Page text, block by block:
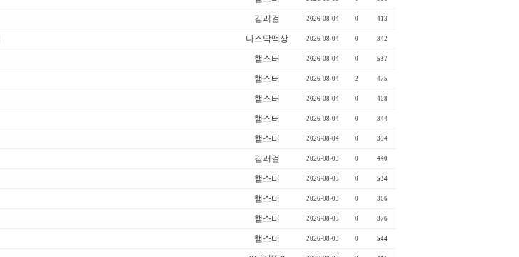
김괘걸 2026-08-04 0 413
나스닥떡상 2026-08-04 0 342
햄스터 2026-08-04 0 537
햄스터 2026-08-04 2 475
햄스터 2026-08-04 0 408
햄스터 2026-08-04 0 344
햄스터 2026-08-04 0 394
김괘걸 2026-08-03 0 440
햄스터 2026-08-03 0 534
햄스터 2026-08-03 0 366
햄스터 2026-08-03 0 376
햄스터 2026-08-03 0 544